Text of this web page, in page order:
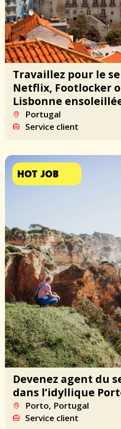
Travaillez pour le
Netflix, Footlocker
Lisbonne
Portugal
Service client
HOT JOB
Devenez agent du
dans l’idyllique
Porto, Portugal
Service client